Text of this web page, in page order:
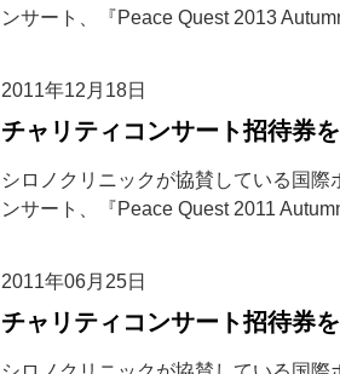
ンサート、『Peace Quest 2013
2011年12月18日
チャリティコンサート招待券
シロノクリニックが協賛している国
ンサート、『Peace Quest 2011
2011年06月25日
チャリティコンサート招待券